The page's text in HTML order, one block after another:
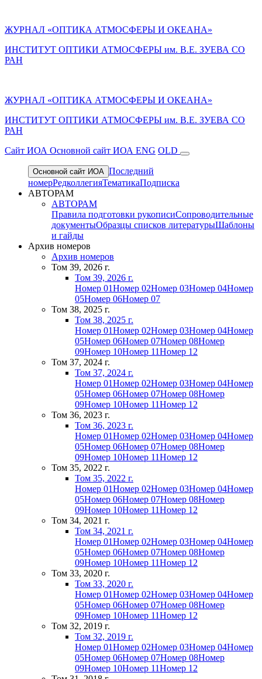
ЖУРНАЛ «ОПТИКА АТМОСФЕРЫ И ОКЕАНА»
ИНСТИТУТ ОПТИКИ АТМОСФЕРЫ им. В.Е. ЗУЕВА СО
РАН
ЖУРНАЛ «ОПТИКА АТМОСФЕРЫ И ОКЕАНА»
ИНСТИТУТ ОПТИКИ АТМОСФЕРЫ им. В.Е. ЗУЕВА СО
РАН
Cайт ИОА Основной сайт ИОА ENG OLD
Основной сайт ИОА Последний
номерРедколлегияТематикаПодписка
АВТОРАМ
АВТОРАМ
Правила подготовки рукописиСопроводительные
документыОбразцы списков литературыШаблоны
и гайды
Архив номеров
Архив номеров
Том 39, 2026 г.
Том 39, 2026 г.
Номер 01Номер 02Номер 03Номер 04Номер
05Номер 06Номер 07
Том 38, 2025 г.
Том 38, 2025 г.
Номер 01Номер 02Номер 03Номер 04Номер
05Номер 06Номер 07Номер 08Номер
09Номер 10Номер 11Номер 12
Том 37, 2024 г.
Том 37, 2024 г.
Номер 01Номер 02Номер 03Номер 04Номер
05Номер 06Номер 07Номер 08Номер
09Номер 10Номер 11Номер 12
Том 36, 2023 г.
Том 36, 2023 г.
Номер 01Номер 02Номер 03Номер 04Номер
05Номер 06Номер 07Номер 08Номер
09Номер 10Номер 11Номер 12
Том 35, 2022 г.
Том 35, 2022 г.
Номер 01Номер 02Номер 03Номер 04Номер
05Номер 06Номер 07Номер 08Номер
09Номер 10Номер 11Номер 12
Том 34, 2021 г.
Том 34, 2021 г.
Номер 01Номер 02Номер 03Номер 04Номер
05Номер 06Номер 07Номер 08Номер
09Номер 10Номер 11Номер 12
Том 33, 2020 г.
Том 33, 2020 г.
Номер 01Номер 02Номер 03Номер 04Номер
05Номер 06Номер 07Номер 08Номер
09Номер 10Номер 11Номер 12
Том 32, 2019 г.
Том 32, 2019 г.
Номер 01Номер 02Номер 03Номер 04Номер
05Номер 06Номер 07Номер 08Номер
09Номер 10Номер 11Номер 12